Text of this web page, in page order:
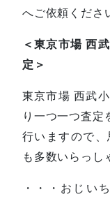
へご依頼くださ
＜東京市場 西
定＞
東京市場 西武
り一つ一つ査定
行いますので
も多数いらっし
・・・おじい